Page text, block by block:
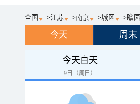
全国 >江苏 >南京 >城区 > 瞻园
今天 周末
今天白天
9日（周日）